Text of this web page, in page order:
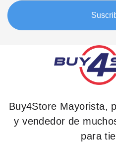
boletín:
Buy4Store Mayorista,
y vendedor de
para